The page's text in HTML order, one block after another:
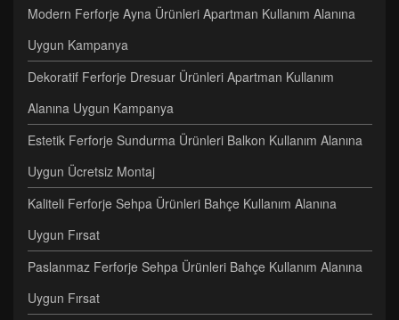
Modern Ferforje Ayna Ürünleri Apartman Kullanım Alanına
Uygun Kampanya
Dekoratif Ferforje Dresuar Ürünleri Apartman Kullanım
Alanına Uygun Kampanya
Estetik Ferforje Sundurma Ürünleri Balkon Kullanım Alanına
Uygun Ücretsiz Montaj
Kaliteli Ferforje Sehpa Ürünleri Bahçe Kullanım Alanına
Uygun Fırsat
Paslanmaz Ferforje Sehpa Ürünleri Bahçe Kullanım Alanına
Uygun Fırsat